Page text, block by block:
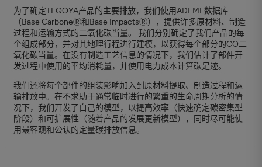
为了确定TEQOYA产品的主要排放，我们使用ADEME数据库
（Base CarboneⓇ和Base ImpactsⓇ），提供许多原材料、制造
过程和运输方式的二氧化碳当量。 我们分别确定了我们产品的每
个组成部分，并对其地理行程进行建模，以获得每个部分的CO二
氧化碳当量。在没有制造工艺信息的情况下，我们估计了部件开
发过程中使用的平均消耗量，并使用电力成本计算碳足迹。
我们还将每个部件的组装影响加入到原材料提取、制造过程和运
输排放中。在不求助于通常临时进行的繁重的生命周期分析的情
况下，我们开发了自己的模型，以提高效率（快速确定碳密集型
阶段）和可扩展性（随着产品的发展更新模型），同时尽可能使
用最客观和公认的定量碳排放信息。